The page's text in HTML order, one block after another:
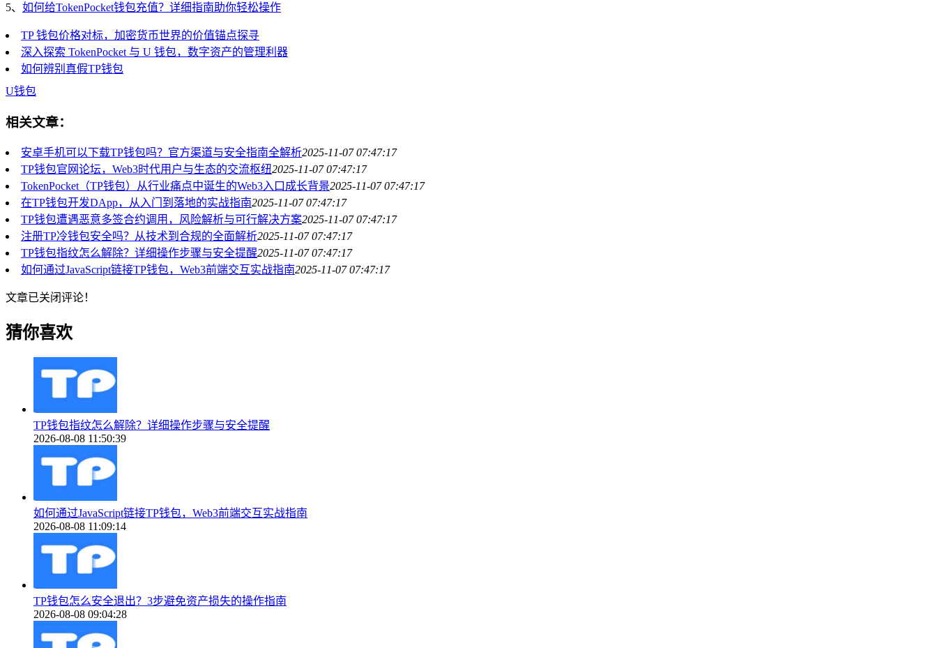
5、 如何给TokenPocket钱包充值？详细指南助你轻松操作
TP 钱包价格对标，加密货币世界的价值锚点探寻
深入探索 TokenPocket 与 U 钱包，数字资产的管理利器
如何辨别真假TP钱包
U钱包
相关文章：
安卓手机可以下载TP钱包吗？官方渠道与安全指南全解析2025-11-07 07:47:17
TP钱包官网论坛，Web3时代用户与生态的交流枢纽2025-11-07 07:47:17
TokenPocket（TP钱包）从行业痛点中诞生的Web3入口成长背景2025-11-07 07:47:17
在TP钱包开发DApp，从入门到落地的实战指南2025-11-07 07:47:17
TP钱包遭遇恶意多签合约调用，风险解析与可行解决方案2025-11-07 07:47:17
注册TP冷钱包安全吗？从技术到合规的全面解析2025-11-07 07:47:17
TP钱包指纹怎么解除？详细操作步骤与安全提醒2025-11-07 07:47:17
如何通过JavaScript链接TP钱包，Web3前端交互实战指南2025-11-07 07:47:17
文章已关闭评论！
猜你喜欢
TP钱包指纹怎么解除？详细操作步骤与安全提醒
2026-08-08 11:50:39
如何通过JavaScript链接TP钱包，Web3前端交互实战指南
2026-08-08 11:09:14
TP钱包怎么安全退出？3步避免资产损失的操作指南
2026-08-08 09:04:28